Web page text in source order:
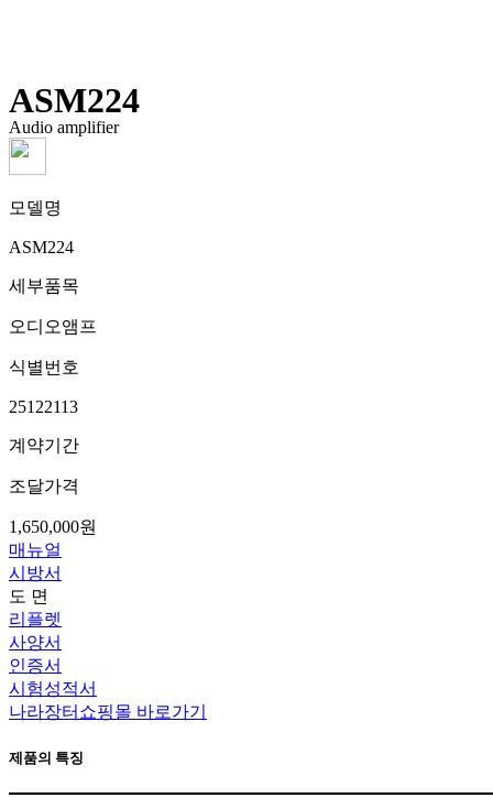
ASM224
Audio amplifier
모델명
ASM224
세부품목
오디오앰프
식별번호
25122113
계약기간
조달가격
1,650,000원
매뉴얼
시방서
도 면
리플렛
사양서
인증서
시험성적서
나라장터쇼핑몰 바로가기
제품의 특징